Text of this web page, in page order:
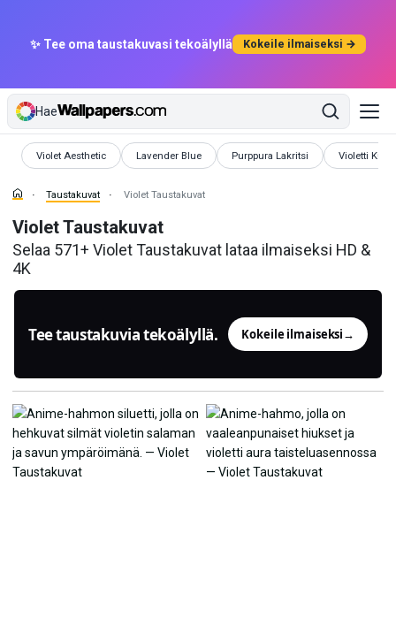
✨ Tee oma taustakuvasi tekoälyllä Kokeile ilmaiseksi →
Hae
Violet Aesthetic
Taustakuvat Lavender Blue
Taustakuvat Purppura Lakritsi
Taustakuvat Violetti
Taustakuvat
Taustakuvat Violet Taustakuvat
Violet Taustakuvat
Selaa 571+ Violet Taustakuvat lataa ilmaiseksi HD &
4K
Tee taustakuvia tekoälyllä. Kokeile ilmaiseksi→